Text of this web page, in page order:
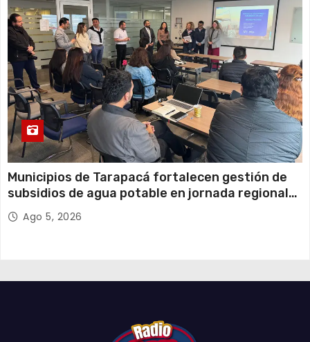
Municipios de Tarapacá fortalecen gestión de
subsidios de agua potable en jornada regional
organizada por Aguas del Altiplano y ANDESS
Ago 5, 2026